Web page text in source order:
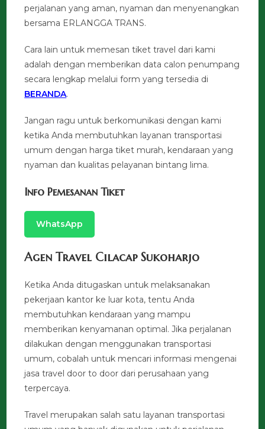
perjalanan yang aman, nyaman dan menyenangkan
bersama ERLANGGA TRANS.
Cara lain untuk memesan tiket travel dari kami
adalah dengan memberikan data calon penumpang
secara lengkap melalui form yang tersedia di
BERANDA.
Jangan ragu untuk berkomunikasi dengan kami
ketika Anda membutuhkan layanan transportasi
umum dengan harga tiket murah, kendaraan yang
nyaman dan kualitas pelayanan bintang lima.
Info Pemesanan Tiket
WhatsApp
Agen Travel Cilacap Sukoharjo
Ketika Anda ditugaskan untuk melaksanakan
pekerjaan kantor ke luar kota, tentu Anda
membutuhkan kendaraan yang mampu
memberikan kenyamanan optimal. Jika perjalanan
dilakukan dengan menggunakan transportasi
umum, cobalah untuk mencari informasi mengenai
jasa travel door to door dari perusahaan yang
terpercaya.
Travel merupakan salah satu layanan transportasi